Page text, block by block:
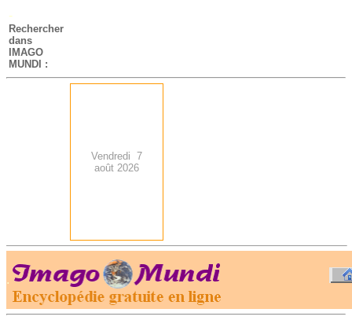
-
Rechercher
dans
IMAGO
MUNDI :
Vendredi 7
août 2026
.